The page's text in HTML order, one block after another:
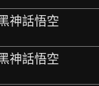
神話悟空
神話悟空